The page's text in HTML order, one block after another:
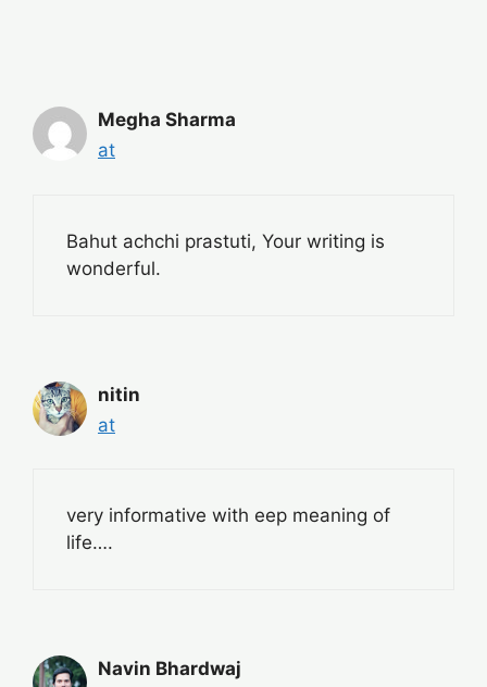
Megha Sharma
at
Bahut achchi prastuti, Your writing is
wonderful.
nitin
at
very informative with eep meaning of
life….
Navin Bhardwaj